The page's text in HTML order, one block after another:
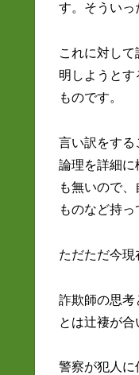
す。そういっ
これに対し
明しようと
ものです。
言い訳をする
論理を詳細に
も無いので
ものなど持
ただただ今現
詐欺師の思考
とは辻褄が
警察が犯人に